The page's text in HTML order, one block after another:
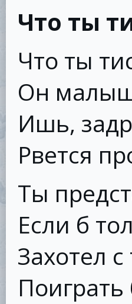
Что ты
Что ты
Он
Ишь,
Рвется
Ты
Если б
Захотел